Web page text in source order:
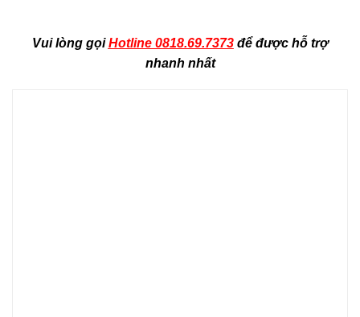
Vui lòng gọiHotline 0818.69.7373 để được hỗ trợ
nhanh nhất